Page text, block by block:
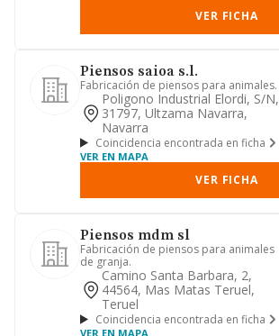
VER FICHA
Piensos saioa s.l.
Fabricación de piensos para animales.
Poligono Industrial Elordi, S/n,
31797, Ultzama Navarra,
Navarra
Coincidencia encontrada en ficha
VER EN MAPA
VER FICHA
Piensos mdm sl
Fabricación de piensos para animales
de granja.
Camino Santa Barbara, 2,
44564, Mas Matas Teruel,
Teruel
Coincidencia encontrada en ficha
VER EN MAPA